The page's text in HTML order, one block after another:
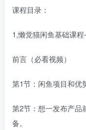
课程目录：
1,懒觉猫闲鱼基础课
前言（必看视频）
第1节：闲鱼项目和优
第2节：想一发布产品
备。